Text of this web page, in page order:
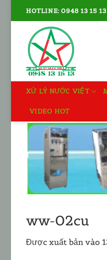
dung
HOTLINE: 0948 13 15 13
XỬ LÝ NƯỚC VIỆT
VIDEO HOT
ww-02cu
Được xuất bản vào